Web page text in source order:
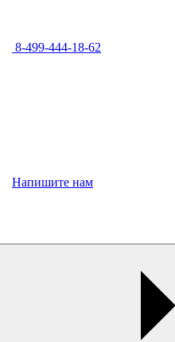
8-499-444-18-62
Напишите нам